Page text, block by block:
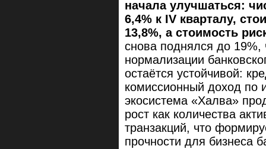
начала улучшаться:
6,4% к IV кварталу,
13,8%, а стоимость
снова поднялся до 19%,
нормализации
остаётся устойчивой:
комиссионный доход по
экосистема «Халва»
рост как количества
транзакций, что
прочности для бизнеса